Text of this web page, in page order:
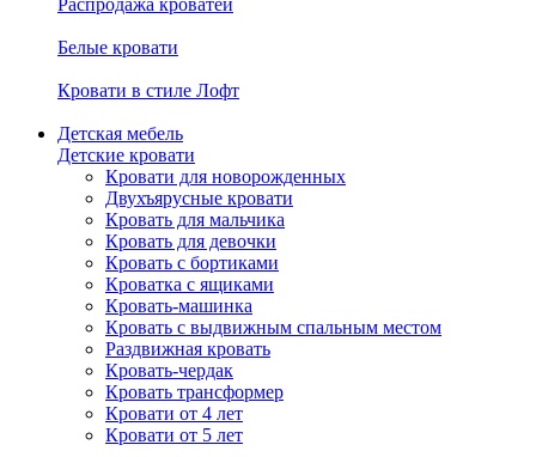
Распродажа кроватей
Белые кровати
Кровати в стиле Лофт
Детская мебель
Детские кровати
Кровати для новорожденных
Двухъярусные кровати
Кровать для мальчика
Кровать для девочки
Кровать с бортиками
Кроватка с ящиками
Кровать-машинка
Кровать с выдвижным спальным местом
Раздвижная кровать
Кровать-чердак
Кровать трансформер
Кровати от 4 лет
Кровати от 5 лет